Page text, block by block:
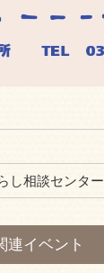
し相談センター
連イベント